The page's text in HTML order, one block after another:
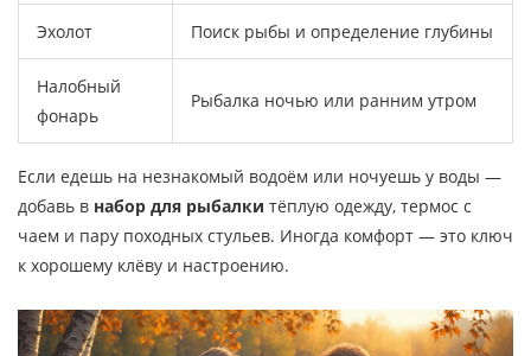
Эхолот Поиск рыбы и определение глубины
Налобный
фонарь
Рыбалка ночью или ранним утром
Если едешь на незнакомый водоём или ночуешь у воды —
добавь в набор для рыбалки тёплую одежду, термос с
чаем и пару походных стульев. Иногда комфорт — это ключ
к хорошему клёву и настроению.